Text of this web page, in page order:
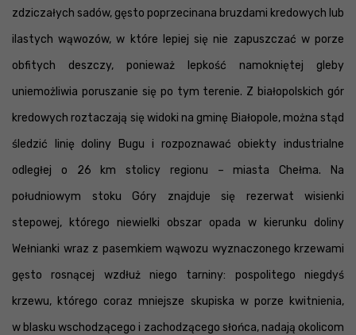
zdziczałych sadów, gęsto poprzecinana bruzdami kredowych lub
ilastych wąwozów, w które lepiej się nie zapuszczać w porze
obfitych deszczy, ponieważ lepkość namokniętej gleby
uniemożliwia poruszanie się po tym terenie. Z białopolskich gór
kredowych roztaczają się widoki na gminę Białopole, można stąd
śledzić linię doliny Bugu i rozpoznawać obiekty industrialne
odległej o 26 km stolicy regionu – miasta Chełma. Na
południowym stoku Góry znajduje się rezerwat wisienki
stepowej, którego niewielki obszar opada w kierunku doliny
Wełnianki wraz z pasemkiem wąwozu wyznaczonego krzewami
gęsto rosnącej wzdłuż niego tarniny: pospolitego niegdyś
krzewu, którego coraz mniejsze skupiska w porze kwitnienia,
w blasku wschodzącego i zachodzącego słońca, nadają okolicom